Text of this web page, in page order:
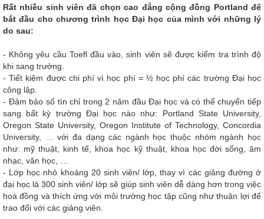
Rất nhiều sinh viên đã chọn cao đẳng cộng đồng Portland để
bắt đầu cho chương trình học Đại học của mình với những lý
do sau:
- Không yêu cầu Toefl đầu vào, sinh viên sẽ được kiểm tra trình độ
khi sang trường.
- Tiết kiệm được chi phí vì học phí = ½ học phí các trường Đại học
công lập.
- Đảm bảo số tín chỉ trong 2 năm đầu Đại học và có thể chuyển tiếp
sang bất kỳ trường Đại học nào như: Portland State University,
Oregon State University, Oregon Institute of Technology, Concordia
University, … với đa dạng các ngành học thuộc nhóm ngành học
như: mỹ thuật, kinh tế, khoa học kỹ thuật, khoa học đời sống, âm
nhạc, văn học, …
- Lớp học nhỏ khoảng 20 sinh viên/ lớp, thay vì các giảng đường ở
đại học là 300 sinh viên/ lớp sẽ giúp sinh viên dễ dàng hơn trong việc
hoà đồng và thích ứng với môi trường học tập cũng như thuận lợi để
trao đổi với các giảng viên.